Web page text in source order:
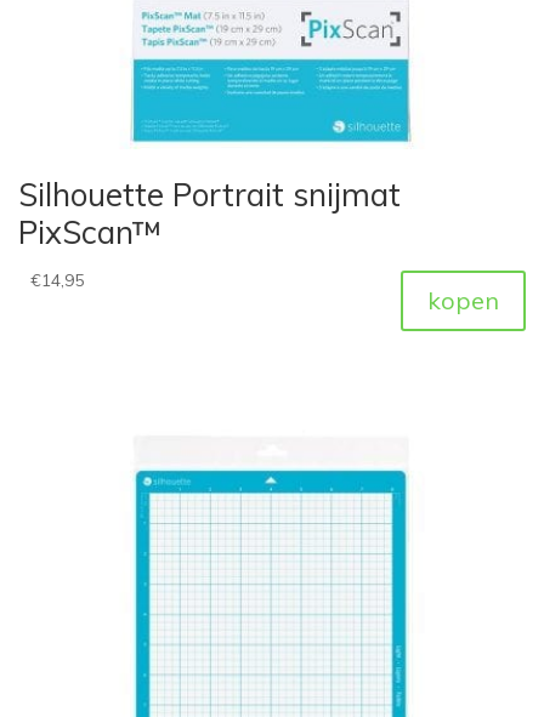
Silhouette Portrait snijmat
PixScan™
€14,95
kopen